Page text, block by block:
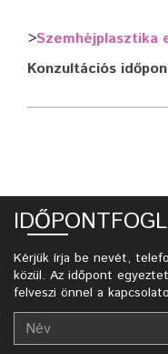
>
Konzultációs
Kérjük írja be nevét,
közül. Az időpont
felveszi önnel a